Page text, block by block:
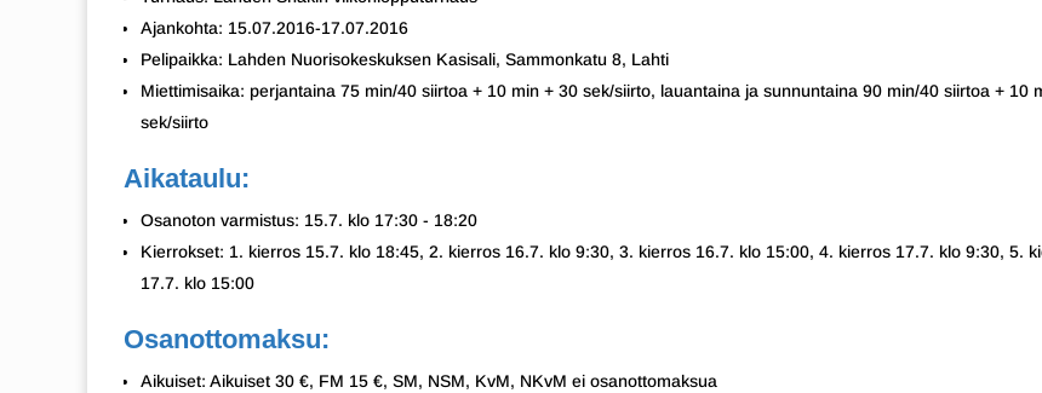
Ajankohta: 15.07.2016-17.07.2016
Pelipaikka: Lahden Nuorisokeskuksen Kasisali, Sammonkatu 8, Lahti
Miettimisaika: perjantaina 75 min/40 siirtoa + 10 min + 30 sek/siirto, lauantaina ja sunnuntaina 90 min/40 siirtoa + 10
sek/siirto
Aikataulu:
Osanoton varmistus: 15.7. klo 17:30 - 18:20
Kierrokset: 1. kierros 15.7. klo 18:45, 2. kierros 16.7. klo 9:30, 3. kierros 16.7. klo 15:00, 4. kierros 17.7. klo 9:30, 5.
17.7. klo 15:00
Osanottomaksu:
Aikuiset: Aikuiset 30 €, FM 15 €, SM, NSM, KvM, NKvM ei osanottomaksua